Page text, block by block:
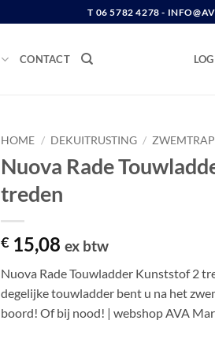
T 06 5782 4278 -
CONTACT
HOME / DEKUITRUSTING /
Nuova Rade
treden
€ 15,08 ex btw
Nuova Rade Touwladder Kunststof 2
degelijke touwladder bent u na het
boord! Of bij nood! | webshop AVA